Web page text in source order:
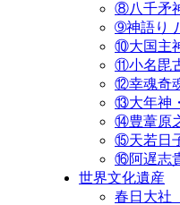
⑧八千矛
➈神語り
⑩大国主
⑪小名毘
⑫幸魂奇
⑬大年神
⑭豊葦原
⑮天若日
⑯阿遅志
世界文化遺産
春日大社